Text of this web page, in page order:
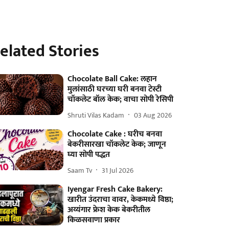
Stories
Chocolate Ball Cake: लहान
मुलांसाठी घरच्या घरी बनवा टेस्टी
चॉकलेट बॉल केक; वाचा सोपी रेसिपी
Shruti Vilas Kadam 03 Aug 2026
Chocolate Cake : घरीच बनवा
बेकरीसारखा चॉकलेट केक; जाणून
घ्या सोपी पद्धत
Saam Tv 31 Jul 2026
Iyengar Fresh Cake Bakery:
खारीत उंदराचा वावर, केकमध्ये विष्ठा;
अय्यंगार फ्रेश केक बेकरीतील
किळसवाणा प्रकार